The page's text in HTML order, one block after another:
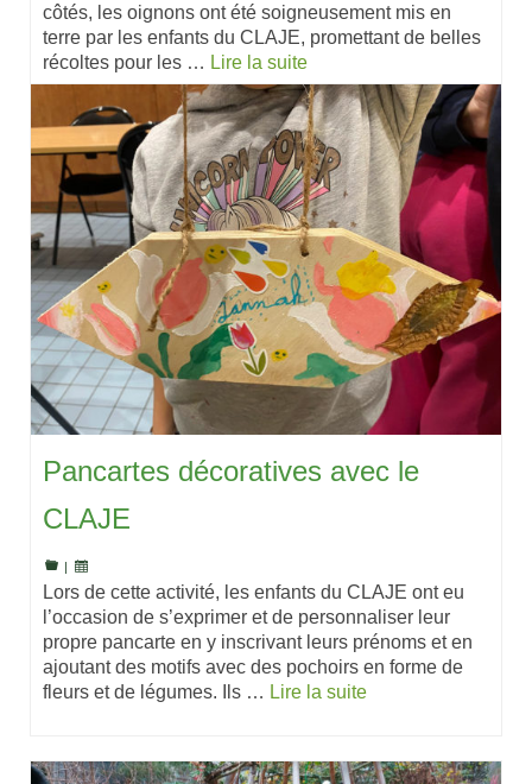
côtés, les oignons ont été soigneusement mis en
terre par les enfants du CLAJE, promettant de belles
récoltes pour les … Lire la suite
Pancartes décoratives avec le
CLAJE
|
Lors de cette activité, les enfants du CLAJE ont eu
l’occasion de s’exprimer et de personnaliser leur
propre pancarte en y inscrivant leurs prénoms et en
ajoutant des motifs avec des pochoirs en forme de
fleurs et de légumes. Ils … Lire la suite